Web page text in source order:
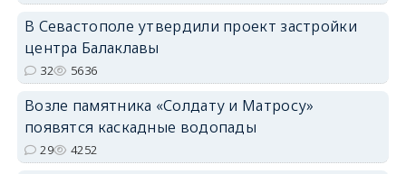
В Севастополе утвердили проект застройки
центра Балаклавы
32 5636
Возле памятника «Солдату и Матросу»
появятся каскадные водопады
29 4252